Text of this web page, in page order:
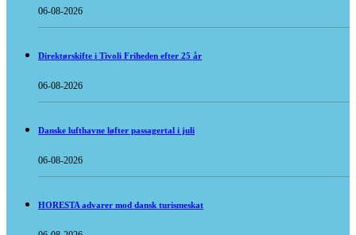
06-08-2026
Direktørskifte i Tivoli Friheden efter 25 år
06-08-2026
Danske lufthavne løfter passagertal i juli
06-08-2026
HORESTA advarer mod dansk turismeskat